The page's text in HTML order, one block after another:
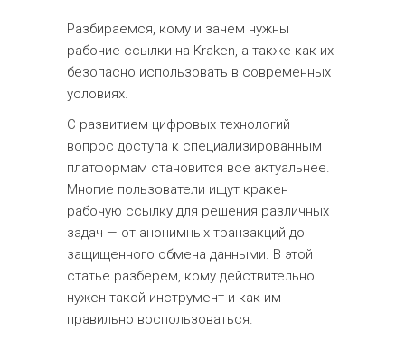
Разбираемся, кому и зачем нужны
рабочие ссылки на Kraken, а также как их
безопасно использовать в современных
условиях.
С развитием цифровых технологий
вопрос доступа к специализированным
платформам становится все актуальнее.
Многие пользователи ищут кракен
рабочую ссылку для решения различных
задач — от анонимных транзакций до
защищенного обмена данными. В этой
статье разберем, кому действительно
нужен такой инструмент и как им
правильно воспользоваться.